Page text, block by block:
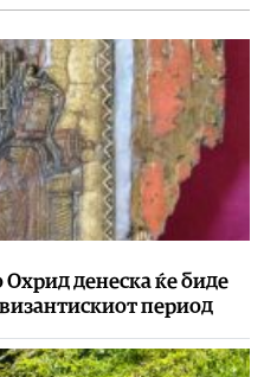
Охрид денеска ќе биде
период